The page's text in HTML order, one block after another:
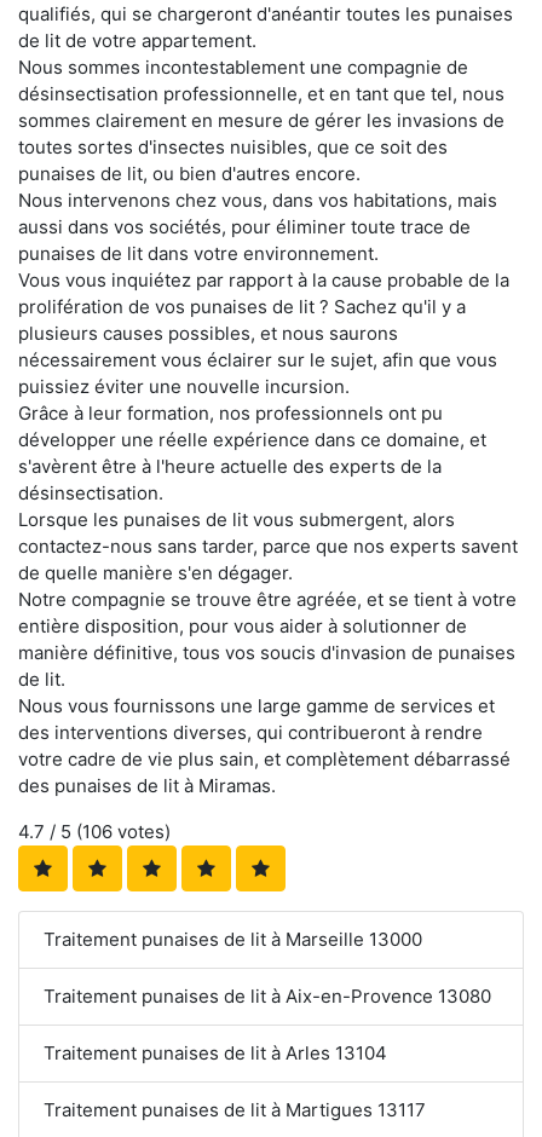
qualifiés, qui se chargeront d'anéantir toutes les punaises
de lit de votre appartement.
Nous sommes incontestablement une compagnie de
désinsectisation professionnelle, et en tant que tel, nous
sommes clairement en mesure de gérer les invasions de
toutes sortes d'insectes nuisibles, que ce soit des
punaises de lit, ou bien d'autres encore.
Nous intervenons chez vous, dans vos habitations, mais
aussi dans vos sociétés, pour éliminer toute trace de
punaises de lit dans votre environnement.
Vous vous inquiétez par rapport à la cause probable de la
prolifération de vos punaises de lit ? Sachez qu'il y a
plusieurs causes possibles, et nous saurons
nécessairement vous éclairer sur le sujet, afin que vous
puissiez éviter une nouvelle incursion.
Grâce à leur formation, nos professionnels ont pu
développer une réelle expérience dans ce domaine, et
s'avèrent être à l'heure actuelle des experts de la
désinsectisation.
Lorsque les punaises de lit vous submergent, alors
contactez-nous sans tarder, parce que nos experts savent
de quelle manière s'en dégager.
Notre compagnie se trouve être agréée, et se tient à votre
entière disposition, pour vous aider à solutionner de
manière définitive, tous vos soucis d'invasion de punaises
de lit.
Nous vous fournissons une large gamme de services et
des interventions diverses, qui contribueront à rendre
votre cadre de vie plus sain, et complètement débarrassé
des punaises de lit à Miramas.
4.7 / 5 (106 votes)
Traitement punaises de lit à Marseille 13000
Traitement punaises de lit à Aix-en-Provence 13080
Traitement punaises de lit à Arles 13104
Traitement punaises de lit à Martigues 13117